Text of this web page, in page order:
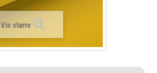
Vis større